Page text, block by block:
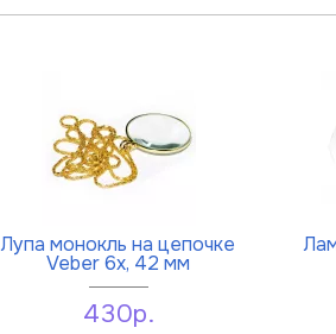
Лупа монокль на цепочке
Veber 6x, 42 мм
430р.